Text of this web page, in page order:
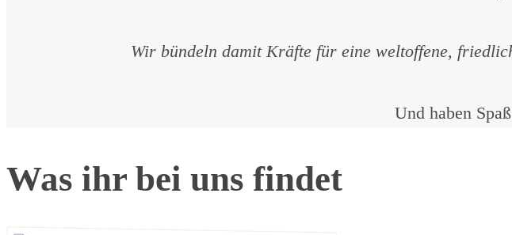
Wir bündeln damit Kräfte für eine weltoffene,
Und haben
Was ihr bei uns findet